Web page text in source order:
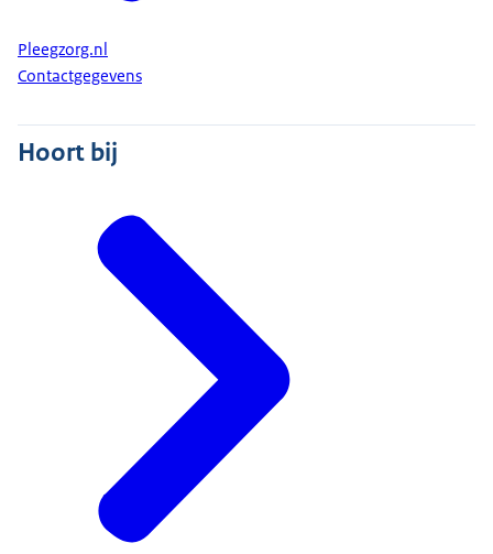
Pleegzorg.nl
Contactgegevens
Hoort bij